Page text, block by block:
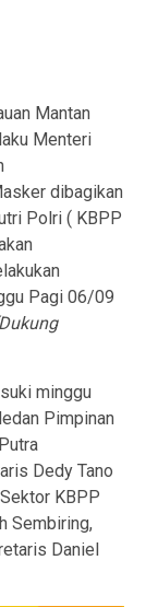
Mantan
Menteri
dibagikan
Polri ( KBPP
Pagi 06/09
minggu
Pimpinan
Dedy Tano
KBPP
Sembiring,
Daniel